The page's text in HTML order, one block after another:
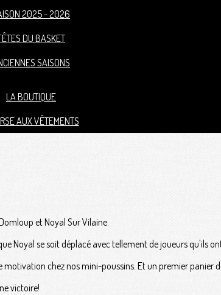
2025 - 2026
DU BASKET
SAISONS
LA BOUTIQUE
AUX VÊTEMENTS
et Noyal Sur Vilaine.
se soit déplacé avec tellement de joueurs qu'ils
chez nos mini-poussins. Et un premier panier
victoire!